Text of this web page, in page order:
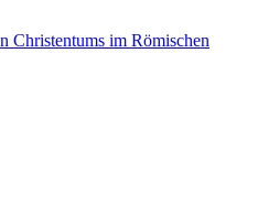
Christentums im Römischen